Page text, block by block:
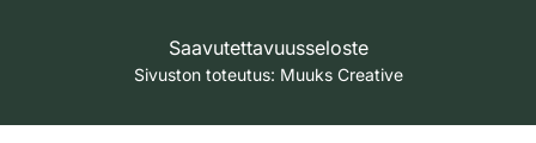
Saavutettavuusseloste
Sivuston toteutus: Muuks Creative